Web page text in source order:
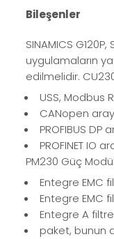
Bileşenler
SINAMICS
uygulamaların
edilmelidir.
USS, Modbus
CANopen
PROFIBUS
PROFINET IO
PM230 Güç
Entegre EMC
Entegre EMC
Entegre A
paket, bunun